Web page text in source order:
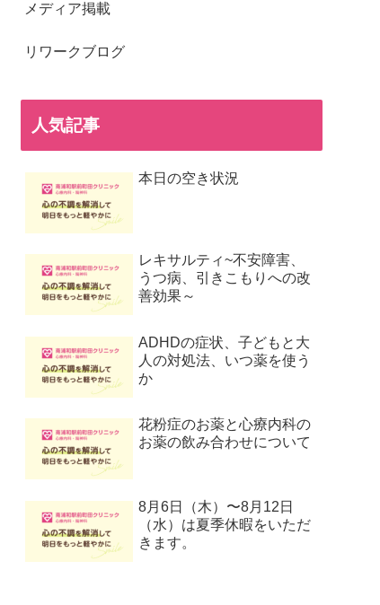
メディア掲載
リワークブログ
人気記事
本日の空き状況
レキサルティ~不安障害、
うつ病、引きこもりへの改
善効果～
ADHDの症状、子どもと大
人の対処法、いつ薬を使う
か
花粉症のお薬と心療内科の
お薬の飲み合わせについて
8月6日（木）〜8月12日
（水）は夏季休暇をいただ
きます。